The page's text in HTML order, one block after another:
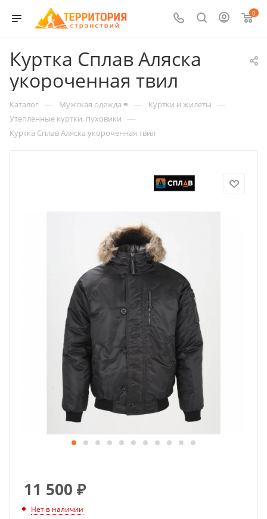
0
Куртка Сплав Аляска
укороченная твил
Каталог — Мужская одежда ≡ — Куртки и жилеты —
Утепленные куртки, пуховики —
Куртка Сплав Аляска укороченная твил
11 500 ₽
Нет в наличии